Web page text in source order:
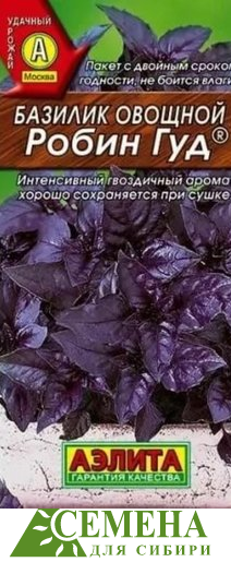
Выберите город
Обратный звонокЗаказать
Каталог
Семена
Грунты
Газонные травы,
Горшки, рассадники,
Посадочный материал
Садовый инструмент,
Консервирование
Средства защиты,
Обустройство сада, декор